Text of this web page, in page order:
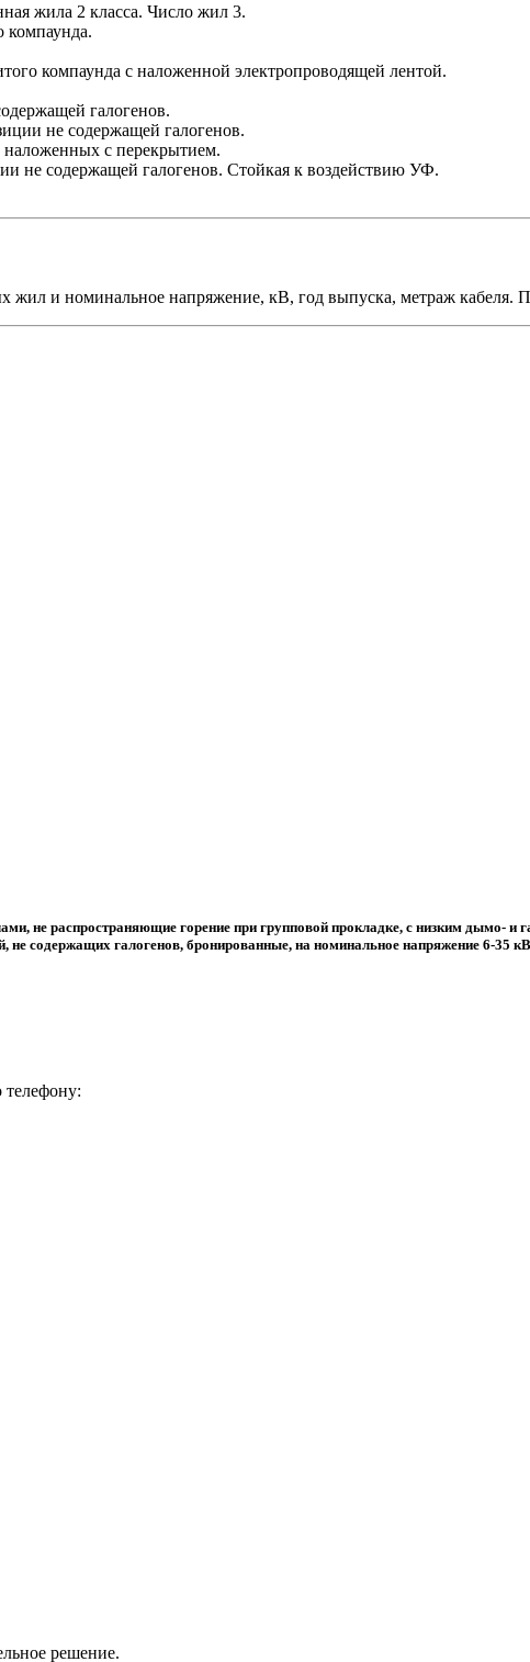
жила 2 класса. Число жил 3.
компаунда.
компаунда с наложенной электропроводящей лентой.
галогенов.
не содержащей галогенов.
наложенных с перекрытием.
не содержащей галогенов. Стойкая к воздействию УФ.
жил и номинальное напряжение, кВ, год выпуска, метраж кабеля.
не распространяющие горение при групповой прокладке, с низким дымо- и
не содержащих галогенов, бронированные, на номинальное напряжение 6-35
решение.